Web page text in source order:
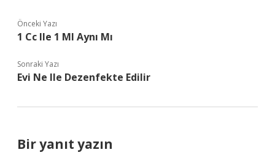
Önceki Yazı
1 Cc Ile 1 Ml Aynı Mı
Sonraki Yazı
Evi Ne Ile Dezenfekte Edilir
Bir yanıt yazın